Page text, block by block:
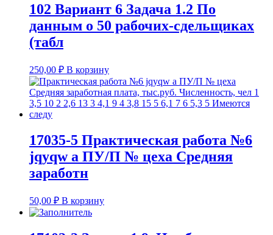
102 Вариант 6 Задача 1.2 По
данным о 50 рабочих-сдельщиках
(табл
250,00 ₽ В корзину
17035-5 Практическая работа №6
jqyqw а ПУ/П № цеха Средняя
заработн
50,00 ₽ В корзину